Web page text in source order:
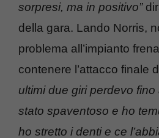
sorpresi, ma in positivo”
della gara. Lando Norris,
problema all’impianto
contenere l’attacco finale
ultimi due giri perdevo
stato spaventoso e ho
ho stretto i denti e ce